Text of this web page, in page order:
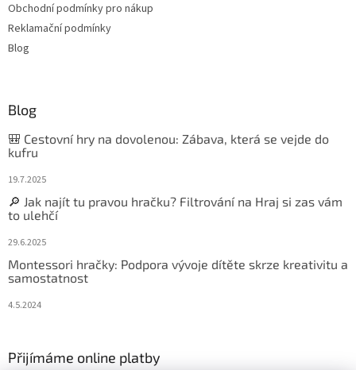
Obchodní podmínky pro nákup
Reklamační podmínky
Blog
Blog
🎒 Cestovní hry na dovolenou: Zábava, která se vejde do
kufru
19.7.2025
🔎 Jak najít tu pravou hračku? Filtrování na Hraj si zas vám
to ulehčí
29.6.2025
Montessori hračky: Podpora vývoje dítěte skrze kreativitu a
samostatnost
4.5.2024
Přijímáme online platby